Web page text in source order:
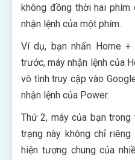
không đồng thời hai
nhận lệnh của một phím.
Ví dụ, bạn nhấn Home +
trước, máy nhận lệnh của
vô tình truy cập vào
nhận lệnh của Power.
Thứ 2, máy của bạn
trạng này không chỉ
hiện tượng chung của